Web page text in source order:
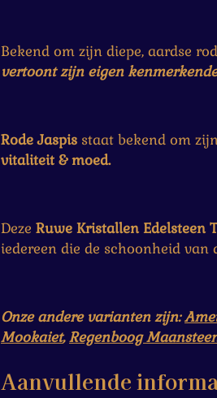
Bekend om zijn diepe, aardse
vertoont zijn eigen
Rode Jaspis staat bekend om
vitaliteit & moed.
Deze Ruwe Kristallen Edelsteen
iedereen die de schoonheid
Onze andere varianten zijn:
Mookaiet,Regenboog
Aanvullende